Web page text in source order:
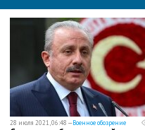
28 июля 2021, 06:48 —Военное обозрение